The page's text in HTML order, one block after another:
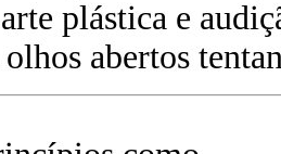
plástica e
abertos